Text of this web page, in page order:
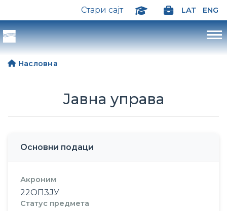
Стари сајт LAT ENG
Насловна
Јавна управа
Основни подаци
Акроним
22ОП3ЈУ
Статус предмета